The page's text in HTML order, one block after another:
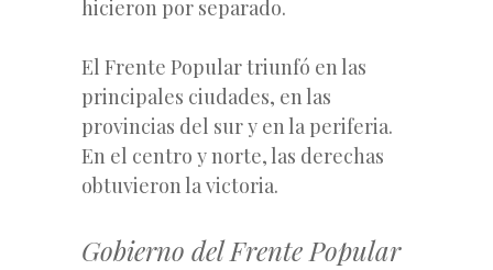
hicieron por separado.
El Frente Popular triunfó en las
principales ciudades, en las
provincias del sur y en la periferia.
En el centro y norte, las derechas
obtuvieron la victoria.
Gobierno del Frente Popular